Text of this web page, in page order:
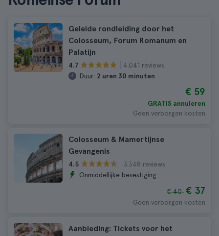
Geleide rondleiding door het
Colosseum, Forum Romanum en
Palatijn
4.7
4.041 reviews
Duur: 2 uren 30 minuten
€ 59
GRATIS annuleren
Geen verborgen kosten
Colosseum & Mamertijnse
Gevangenis
4.5
3.348 reviews
Onmiddellijke bevestiging
€ 40 € 37
Geen verborgen kosten
Aanbieding: Tickets voor het